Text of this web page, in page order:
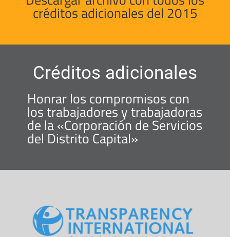
créditos adicionales del 2015
Créditos adicionales
Honrar los compromisos con
los trabajadores y trabajadoras
de la «Corporación de Servicios
del Distrito Capital»